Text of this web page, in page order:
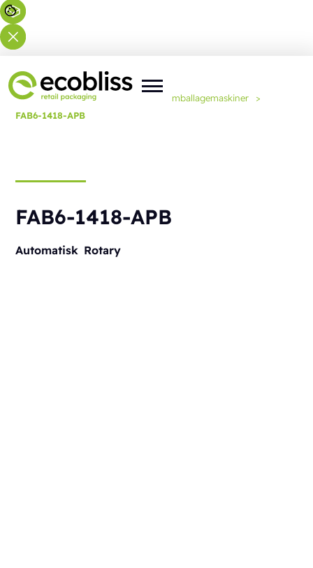
Du er her: Forside Emballagemaskiner
>
FAB6-1418-APB
FAB6-1418-APB
Automatisk Rotary